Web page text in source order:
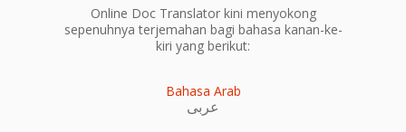
Online Doc Translator kini menyokong
sepenuhnya terjemahan bagi bahasa kanan-ke-
kiri yang berikut:
Bahasa Arab
عربى